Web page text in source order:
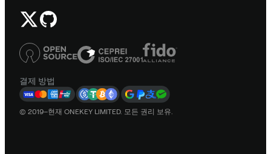
결제 방법
© 2019–현재 ONEKEY LIMITED. 모든 권리 보유.